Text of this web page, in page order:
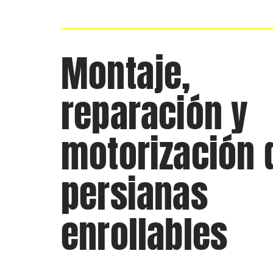
Montaje,
reparación y
motorización
persianas
enrollables